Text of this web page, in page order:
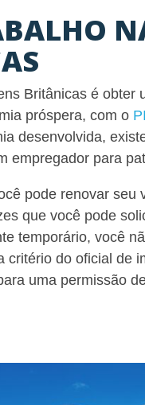
Britânicas é obter
próspera, com o
desenvolvida,
empregador para
pode renovar seu
que você pode
temporário, você
do oficial de
uma permissão